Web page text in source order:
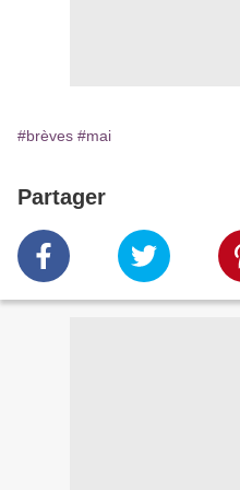
#brèves #mai
Partager